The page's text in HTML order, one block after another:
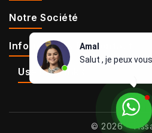
Amal
Salut , je peux
Notre Société
Informations De Contact
Use Full Links
© 2026 -